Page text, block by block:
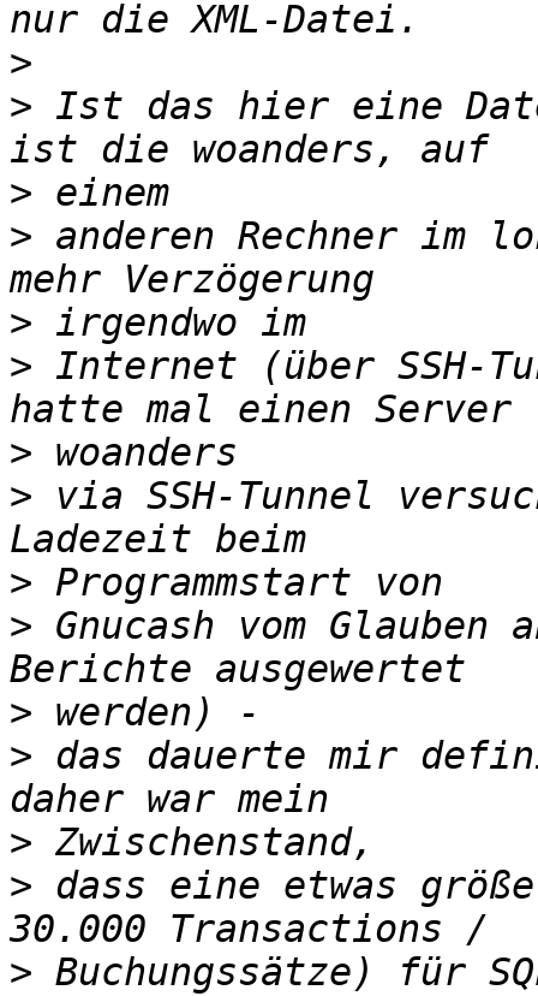
>
> Ist das hier eine
>
> anderen Rechner im
>
> Internet (über SSH-
>
> via SSH-Tunnel
>
> Gnucash vom
>
> das dauerte mir
>
> dass eine etwas
> Buchungssätze) für